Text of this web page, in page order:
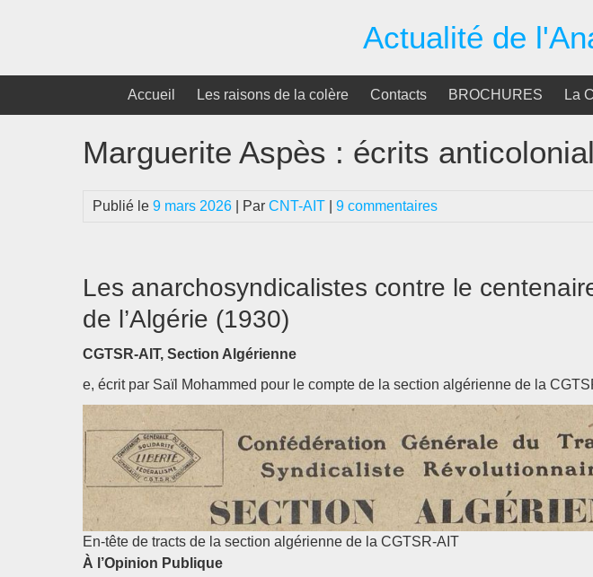
Actualité de
Accueil Les raisons de la colère Contacts BROCHURES La
Marguerite Aspès : écrits
Publié le 9 mars 2026 | Par CNT-AIT 9 commentaires
Les anarchosyndicalistes contre le
de l’Algérie (1930)
CGTSR-AIT, Section Algérienne
e, écrit par Saïl Mohammed pour le compte de la section algérienne de la
En-tête de tracts de la section algérienne de la CGTSR-AIT
À l’Opinion Publique